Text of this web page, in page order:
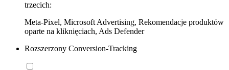
trzecich:
Meta-Pixel, Microsoft Advertising, Rekomendacje produktów
oparte na kliknięciach, Ads Defender
Rozszerzony Conversion-Tracking